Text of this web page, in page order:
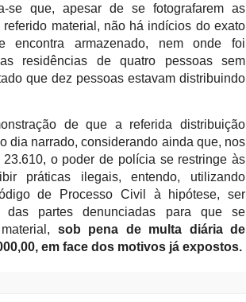
se que, apesar de se fotografarem as
material, não há indícios do exato
encontra armazenado, nem onde foi
residências de quatro pessoas sem
que dez pessoas estavam distribuindo
de que a referida distribuição
dia narrado, considerando ainda que, nos
o poder de polícia se restringe às
práticas ilegais, entendo, utilizando
de Processo Civil à hipótese, ser
das partes denunciadas para que se
sob pena de multa diária de
em face dos motivos já expostos.